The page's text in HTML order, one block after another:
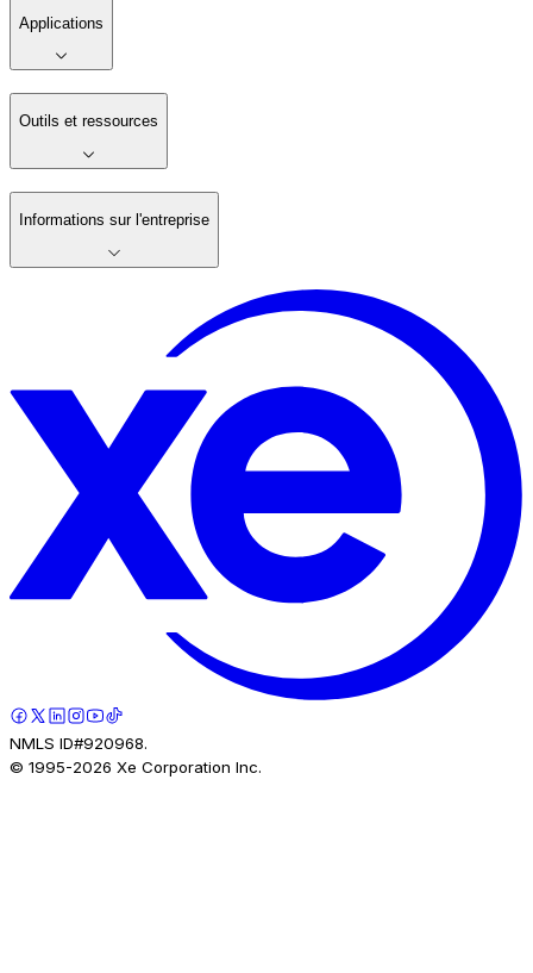
Applications
Outils et ressources
Informations sur l'entreprise
NMLS ID#920968.
© 1995-2026 Xe Corporation Inc.